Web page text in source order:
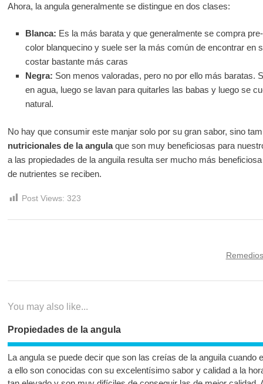
Ahora, la angula generalmente se distingue en dos clases:
Blanca: Es la más barata y que generalmente se compra
color blanquecino y suele ser la más común de encontrar en
costar bastante más caras
Negra: Son menos valoradas, pero no por ello más baratas.
en agua, luego se lavan para quitarles las babas y luego se
natural.
No hay que consumir este manjar solo por su gran sabor, sino
nutricionales de la angulaque son muy beneficiosas para
a las propiedades de la anguila resulta ser mucho más
de nutrientes se reciben.
Post Views: 323
Next
You may also like...
Propiedades de la angula
La angula se puede decir que son las creías de la anguila cuando
a ello son conocidas con su excelentísimo sabor y calidad a la